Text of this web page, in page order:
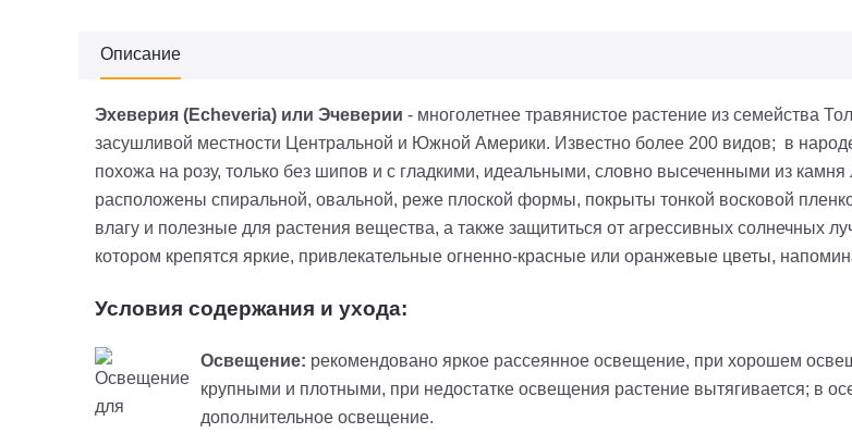
Описание
Эхеверия (Echeveria) или Эчеверии - многолетнее травянистое растение из семейства
засушливой местности Центральной и Южной Америки. Известно более 200 видов; в
похожа на розу, только без шипов и с гладкими, идеальными, словно высеченными из камня
расположены спиральной, овальной, реже плоской формы, покрыты тонкой восковой
влагу и полезные для растения вещества, а также защититься от агрессивных солнечных
котором крепятся яркие, привлекательные огненно-красные или оранжевые цветы,
Условия содержания и ухода:
Освещение: рекомендовано яркое рассеянное освещение, при хорошем
крупными и плотными, при недостатке освещения растение вытягивается; в
дополнительное освещение.